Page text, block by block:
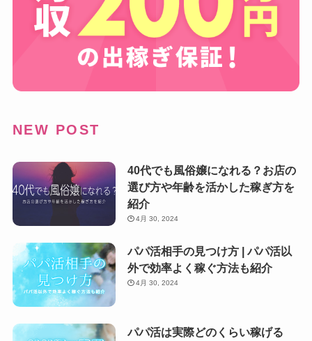
NEW POST
40代でも風俗嬢になれる？お店の
選び方や年齢を活かした稼ぎ方を
紹介
4月 30, 2024
パパ活相手の見つけ方 | パパ活以
外で効率よく稼ぐ方法も紹介
4月 30, 2024
パパ活は実際どのくらい稼げる